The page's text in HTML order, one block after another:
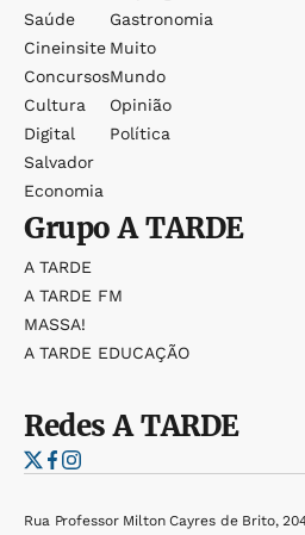
Saúde
Cineinsite
Concursos
Cultura
Digital
Salvador
Economia
Gastronomia
Muito
Mundo
Opinião
Política
GrupoA TARDE
A TARDE
A TARDE FM
MASSA!
A TARDE EDUCAÇÃO
RedesA TARDE
Rua Professor Milton Cayres de Brito,